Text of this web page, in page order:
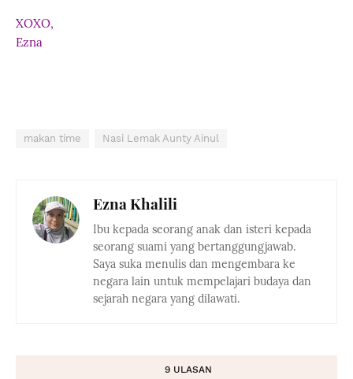
XOXO,
Ezna
makan time Nasi Lemak Aunty Ainul
Ezna Khalili
Ibu kepada seorang anak dan isteri kepada
seorang suami yang bertanggungjawab.
Saya suka menulis dan mengembara ke
negara lain untuk mempelajari budaya dan
sejarah negara yang dilawati.
9 ULASAN